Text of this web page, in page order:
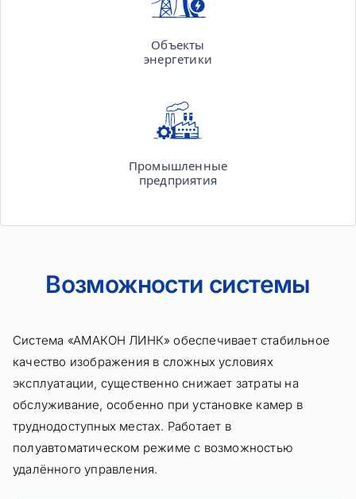
Объекты
энергетики
Промышленные
предприятия
Возможности системы
Система «АМАКОН ЛИНК» обеспечивает стабильное
качество изображения в сложных условиях
эксплуатации, существенно снижает затраты на
обслуживание, особенно при установке камер в
труднодоступных местах. Работает в
полуавтоматическом режиме с возможностью
удалённого управления.